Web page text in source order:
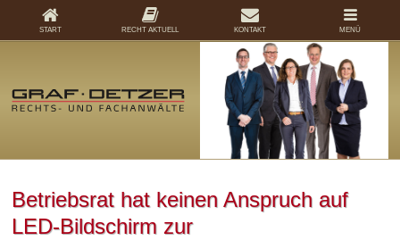
Betriebsrat hat keinen Anspruch auf
LED-Bildschirm zur
START RECHT AKTUELL KONTAKT MENÜ